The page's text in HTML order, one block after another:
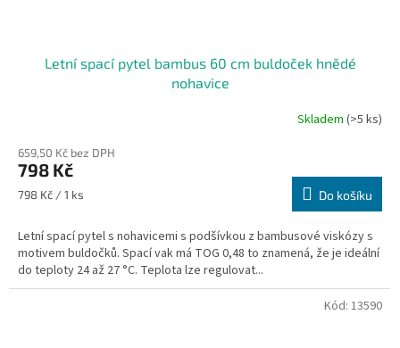
Letní spací pytel bambus 60 cm buldoček hnědé
nohavice
Skladem (>5 ks)
659,50 Kč bez DPH
798 Kč
Měrná
798 Kč / 1 ks Do košíku
Letní spací pytel s nohavicemi s podšívkou z bambusové viskózy s
motivem buldočků. Spací vak má TOG 0,48 to znamená, že je ideální
do teploty 24 až 27 °C. Teplota lze regulovat...
Kód: 13590